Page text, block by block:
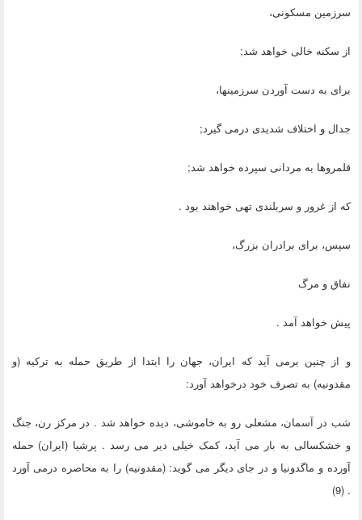
سرزمین مسکونی،
از سکنه خالی خواهد شد;
برای به دست آوردن سرزمینها،
جدال و اختلاف شدیدی درمی گیرد;
قلمروها به مردانی سپرده خواهد شد;
که از غرور و سربلندی تهی خواهند بود .
سپس، برای برادران بزرگ،
نفاق و مرگ
پیش خواهد آمد .
و از چنین برمی آید که ایران، جهان را ابتدا از طریق حمله به ترکیه (و
مقدونیه) به تصرف خود درخواهد آورد:
شب در آسمان، مشعلی رو به خاموشی، دیده خواهد شد . در مرکز رن، جنگ
و خشکسالی به بار می آید، کمک خیلی دیر می رسد . پرشیا (ایران) حمله
آورده و ماگدونیا و در جای دیگر می گوید: (مقدونیه) را به محاصره درمی آورد
. (9)